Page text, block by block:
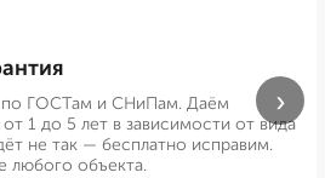
по ГОСТам и СНиПам. Даём
1 до 5 лет в зависимости от вида
не так — бесплатно исправим.
любого объекта.
›